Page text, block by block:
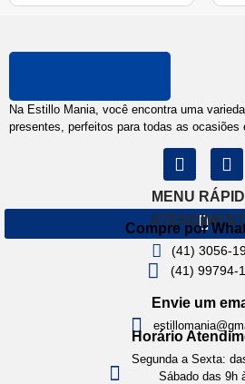
Na Estillo Mania, você encontra uma
presentes, perfeitos para todas as ocasiões
MENU
Compre por
(41) 3056-
(41) 99794-
Envie um
Horário
Segunda a Sexta:
Sábado das 9h